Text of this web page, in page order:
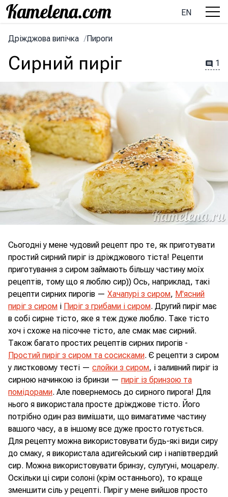
EN
Дріжджова випічка /Пироги
Сирний пиріг 1
Сьогодні у мене чудовий рецепт про те, як приготувати
простий сирний пиріг із дріжджового тіста! Рецепти
приготування з сиром займають більшу частину моїх
рецептів, тому що я люблю сир)) Ось, наприклад, такі
рецепти сирних пирогів — Хачапурі з сиром, М'ясний
пиріг з сиром і Пиріг з грибами і сиром. Другий пиріг має
в собі сирне тісто, яке я теж дуже люблю. Таке тісто
хоч і схоже на пісочне тісто, але смак має сирний.
Також багато простих рецептів сирних пирогів -
Простий пиріг з сиром та сосисками. Є рецепти з сиром
у листковому тесті — слойки з сиром, і заливний пиріг із
сирною начинкою із бринзи — пиріг із бринзою та
помідорами. Але повернемось до сирного пирога! Для
нього я використала просте дріжджове тісто. Його
потрібно один раз вимішати, що вимагатиме частину
вашого часу, а в іншому все дуже просто готується.
Для рецепту можна використовувати будь-які види сиру
до смаку, я використала адигейський сир і напівтвердий
сир. Можна використовувати бринзу, сулугуні, моцарелу.
Оскільки ці сири солоні (крім останнього), то краще
зменшити сіль у рецепті. Пиріг у мене вийшов просто